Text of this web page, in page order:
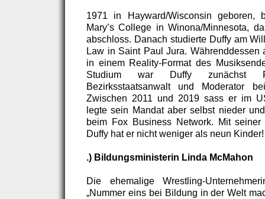
1971 in Hayward/Wisconsin geboren,
Mary’s College in Winona/Minnesota,
abschloss. Danach studierte Duffy am
Law in Saint Paul Jura. Währenddessen
in einem Reality-Format des
Studium war Duffy zunächst
Bezirksstaatsanwalt und Moderator
Zwischen 2011 und 2019 sass er im
legte sein Mandat aber selbst nieder
beim Fox Business Network. Mit
Duffy hat er nicht weniger als neun Kinder!
.) Bildungsministerin Linda McMahon
Die ehemalige Wrestling-
„Nummer eins bei Bildung in der Welt